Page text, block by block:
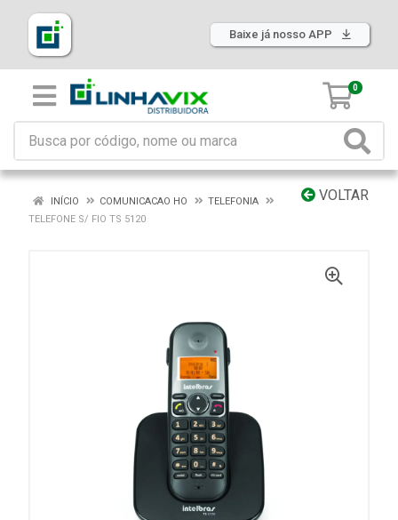
Baixe já nosso APP
0
VOLTAR
INÍCIO COMUNICACAO HO
TELEFONIA
TELEFONE S/ FIO TS 5120